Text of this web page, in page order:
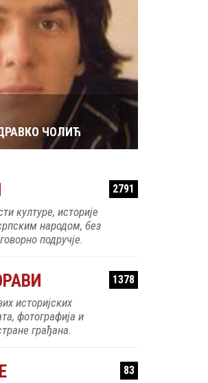
ЧОЛИЋ
2791
културе, историје
народом, без
подручје.
1378
историјских
фотографија и
грађана.
83